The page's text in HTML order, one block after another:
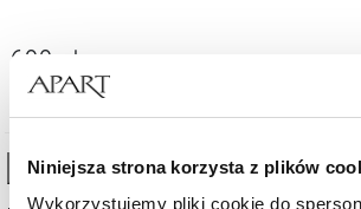
Niniejsza strona korzysta z plików
Wykorzystujemy pliki cookie do
690 zł
High-contrast mode